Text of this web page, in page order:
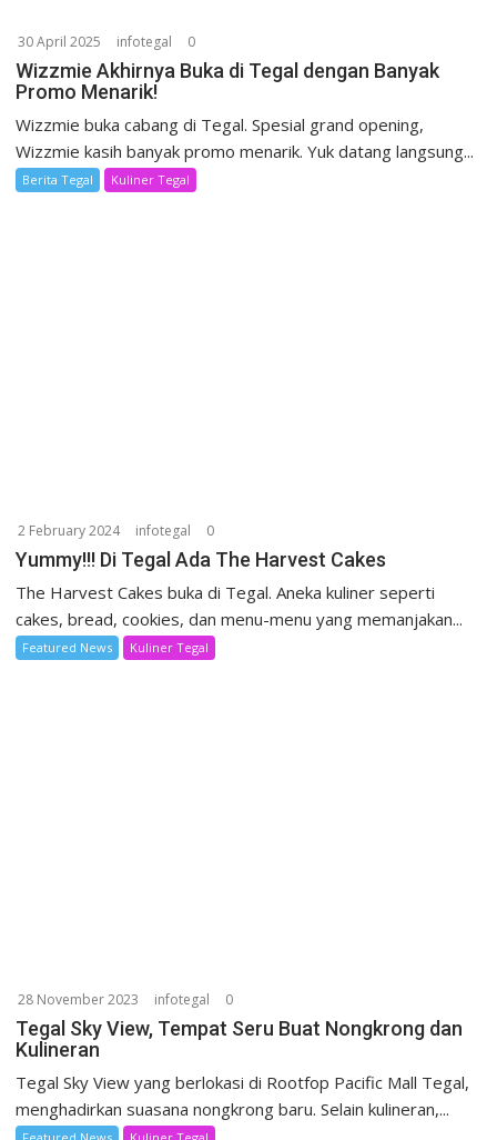
30 April 2025 infotegal 0
Wizzmie Akhirnya Buka di Tegal dengan Banyak
Promo Menarik!
Wizzmie buka cabang di Tegal. Spesial grand opening,
Wizzmie kasih banyak promo menarik. Yuk datang langsung...
Berita Tegal Kuliner Tegal
2 February 2024 infotegal 0
Yummy!!! Di Tegal Ada The Harvest Cakes
The Harvest Cakes buka di Tegal. Aneka kuliner seperti
cakes, bread, cookies, dan menu-menu yang memanjakan...
Featured News Kuliner Tegal
28 November 2023 infotegal 0
Tegal Sky View, Tempat Seru Buat Nongkrong dan
Kulineran
Tegal Sky View yang berlokasi di Rootfop Pacific Mall Tegal,
menghadirkan suasana nongkrong baru. Selain kulineran,...